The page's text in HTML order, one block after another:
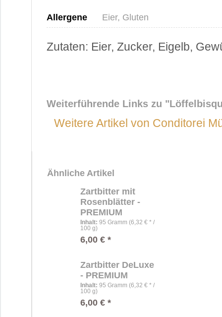
Allergene Eier, Gluten
Zutaten: Eier, Zucker, Eigelb,
Weiterführende Links zu
Weitere Artikel von Conditorei
Ähnliche Artikel
Zartbitter mit
Rosenblätter -
PREMIUM
Inhalt: 95 Gramm (6,32 € * /
100 g)
6,00 € *
Zartbitter DeLuxe
- PREMIUM
Inhalt: 95 Gramm (6,32 € * /
100 g)
6,00 € *